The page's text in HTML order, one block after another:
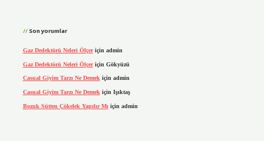
Son yorumlar
Gaz Dedektörü Neleri Ölçeriçin admin
Gaz Dedektörü Neleri Ölçeriçin Gökyüzü
Casual Giyim Tarzı Ne Demekiçin admin
Casual Giyim Tarzı Ne Demek için Işıktaş
Bozuk Sütten Çökelek Yapılır Mı için admin